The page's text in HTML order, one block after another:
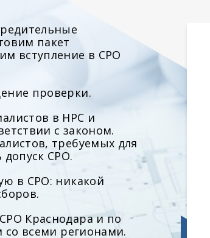
пакет
вступление в СРО
проверки.
в НРС и
с законом.
требуемых для
СРО.
в СРО: никакой
Краснодара и по
со всеми регионами.